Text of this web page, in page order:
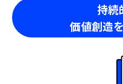
持続
価値創造